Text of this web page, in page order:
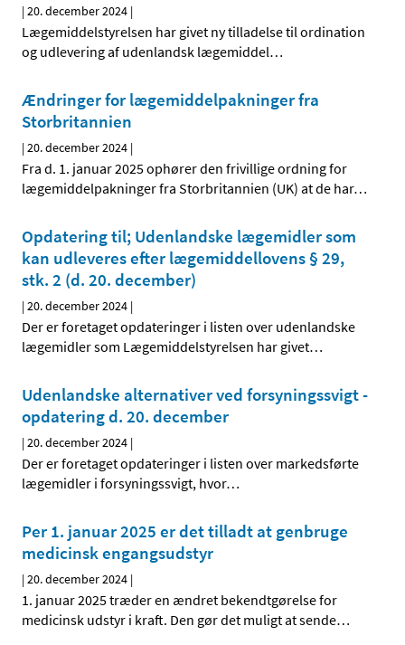
|20. december 2024 |
Lægemiddelstyrelsen har givet ny tilladelse til ordination
og udlevering af udenlandsk lægemiddel…
Ændringer for lægemiddelpakninger fra
Storbritannien
|20. december 2024 |
Fra d. 1. januar 2025 ophører den frivillige ordning for
lægemiddelpakninger fra Storbritannien (UK) at de har…
Opdatering til; Udenlandske lægemidler som
kan udleveres efter lægemiddellovens § 29,
stk. 2 (d. 20. december)
|20. december 2024 |
Der er foretaget opdateringer i listen over udenlandske
lægemidler som Lægemiddelstyrelsen har givet…
Udenlandske alternativer ved forsyningssvigt -
opdatering d. 20. december
|20. december 2024 |
Der er foretaget opdateringer i listen over markedsførte
lægemidler i forsyningssvigt, hvor…
Per 1. januar 2025 er det tilladt at genbruge
medicinsk engangsudstyr
|20. december 2024 |
1. januar 2025 træder en ændret bekendtgørelse for
medicinsk udstyr i kraft. Den gør det muligt at sende…